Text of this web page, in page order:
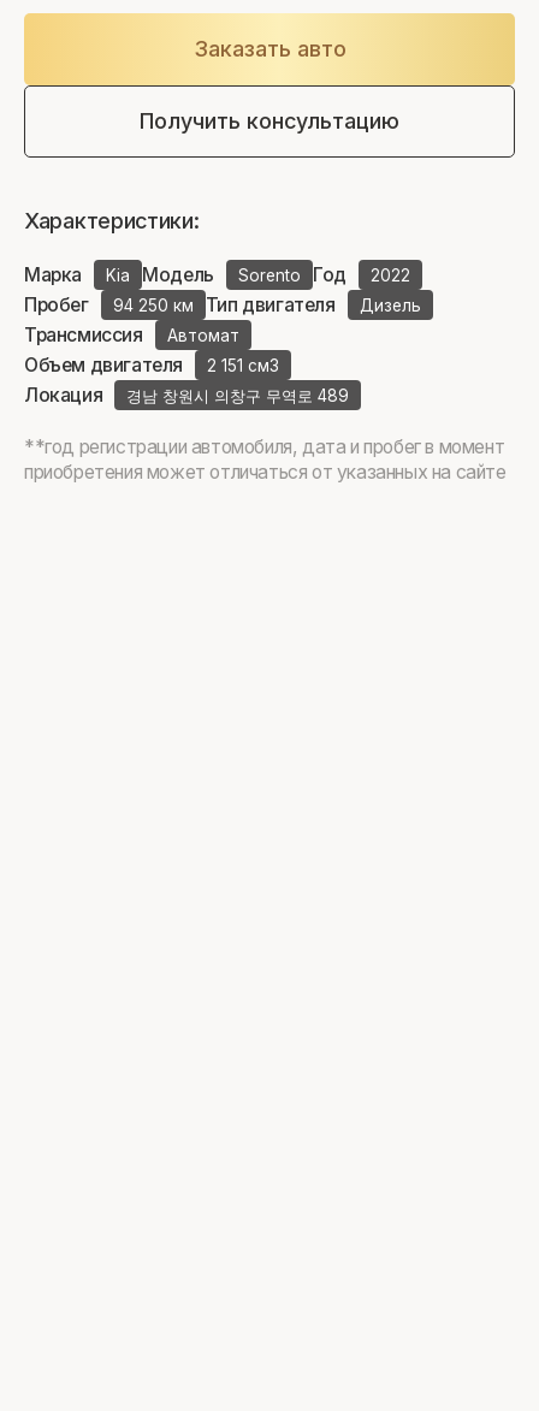
Заказать авто
Получить консультацию
Характеристики:
Марка Kia Модель Sorento Год 2022
Пробег 94 250 км Тип двигателя Дизель
Трансмиссия Автомат
Объем двигателя 2 151 см3
Локация 경남 창원시 의창구 무역로 489
**год регистрации автомобиля, дата и пробег в момент
приобретения может отличаться от указанных на сайте